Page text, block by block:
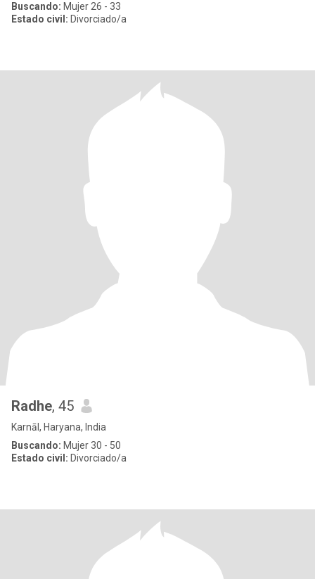
Buscando: Mujer 26 - 33
Estado civil: Divorciado/a
Radhe, 45
Karnāl, Haryana, India
Buscando: Mujer 30 - 50
Estado civil: Divorciado/a